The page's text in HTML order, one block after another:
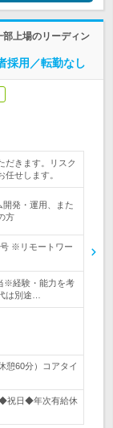
上場のリーディン
採用／転勤なし
だきます。リスク
せします。
発・運用、また
方
号 ※リモートワー
※経験・能力を考
は別途…
憩60分）コアタイ
◆祝日◆年次有給休